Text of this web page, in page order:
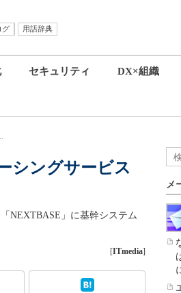
グ
用語辞典
セキュリティ DX×組織
シングサービス
NEXTBASE」に基幹システム
[ITmedia]
メ